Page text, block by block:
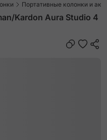
Портативные колонки и
Kardon Aura Studio 4